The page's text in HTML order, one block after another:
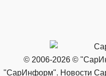
© 2006-2026 ©
"СарИнформ". Новости